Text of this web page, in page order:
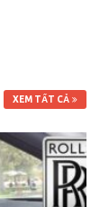
XEM TẤT CẢ